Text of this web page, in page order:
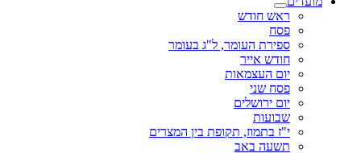
ראש חודש
פסח
ספירת העומר, ל"ג בעומר
חודש אייר
יום העצמאות
פסח שני
יום ירושלים
שבועות
י"ז בתמוז, תקופת בין המצרים
תשעה באב